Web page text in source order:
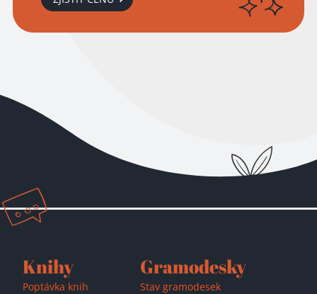
Přidáno do košíku!
Knihy
Poptávka knih
Gramodesky
Stav gramodesek